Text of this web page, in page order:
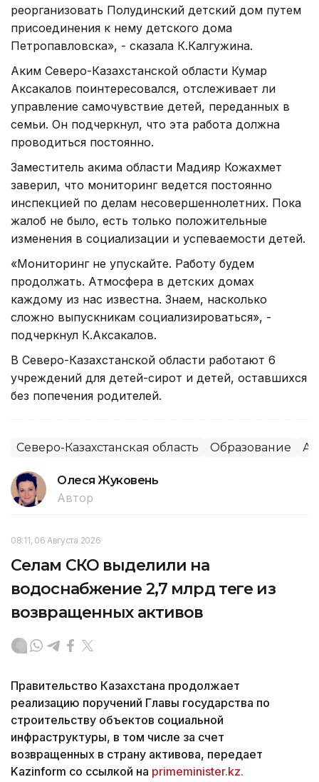
реорганизовать Полудинский детский дом путем
присоединения к нему детского дома
Петропавловска», - сказала К.Калгужина.
Аким Северо-Казахстанской области Кумар
Аксакалов поинтересовался, отслеживает ли
управление самочувствие детей, переданных в
семьи. Он подчеркнул, что эта работа должна
проводиться постоянно.
Заместитель акима области Мадияр Кожахмет
заверил, что мониторинг ведется постоянно
инспекцией по делам несовершеннолетних. Пока
жалоб не было, есть только положительные
изменения в социализации и успеваемости детей.
«Мониторинг не упускайте. Работу будем
продолжать. Атмосфера в детских домах
каждому из нас известна. Знаем, насколько
сложно выпускникам социализироваться», -
подчеркнул К.Аксакалов.
В Северо-Казахстанской области работают 6
учреждений для детей-сирот и детей, оставшихся
без попечения родителей.
Северо-Казахстанская область Образование
Олеся Жуковень
Автор
08:11, 06 Августа 2026
Селам СКО выделили на
водоснабжение 2,7 млрд теңге из
возвращенных активов
Правительство Казахстана продолжает
реализацию поручений Главы государства по
строительству объектов социальной
инфраструктуры, в том числе за счет
возвращенных в страну активова, передает
Kazinform со ссылкой на primeminister.kz.